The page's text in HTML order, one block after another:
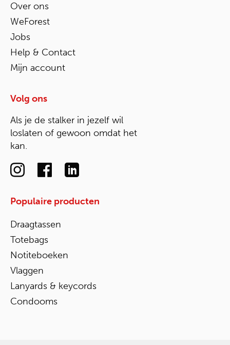
Over ons
WeForest
Jobs
Help & Contact
Mijn account
Volg ons
Als je de stalker in jezelf wil
loslaten of gewoon omdat het
kan.
Populaire producten
Draagtassen
Totebags
Notiteboeken
Vlaggen
Lanyards & keycords
Condooms